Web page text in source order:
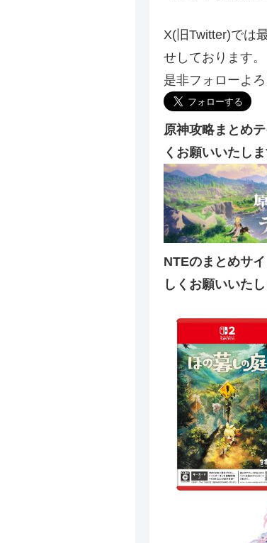
X(旧Twitter)では
せしております。
是非フォローよ
原神攻略まとめ
くお願いいたしま
NTEのまとめサ
しくお願いいたし